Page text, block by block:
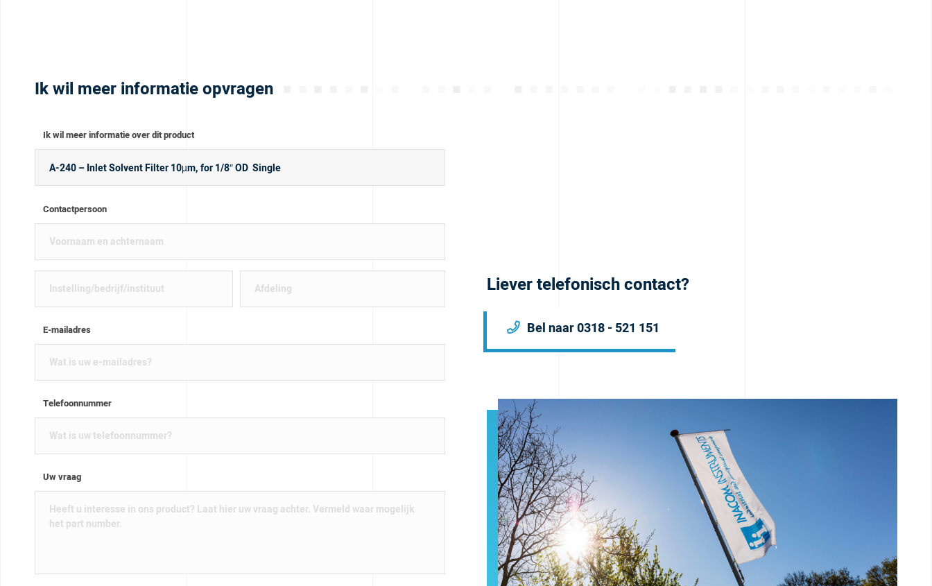
Ik wil meer informatie opvragen
Ik wil meer informatie over dit product
Contactpersoon
E-mailadres
Telefoonnummer
Uw vraag
Liever telefonisch contact?
Bel naar 0318 - 521 151